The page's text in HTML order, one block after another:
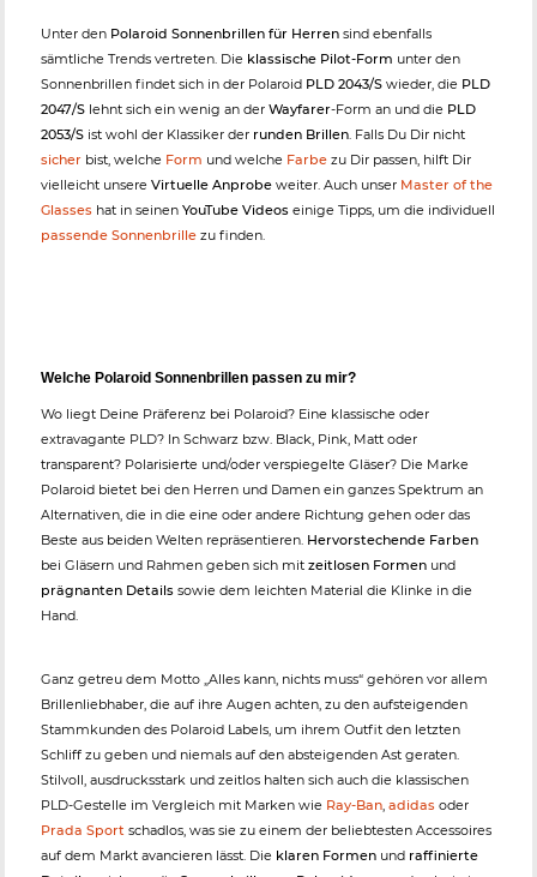
Unter den Polaroid Sonnenbrillen für Herren sind ebenfalls
sämtliche Trends vertreten. Die klassische Pilot-Form unter den
Sonnenbrillen findet sich in der Polaroid PLD 2043/S wieder, die PLD
2047/S lehnt sich ein wenig an der Wayfarer-Form an und die PLD
2053/S ist wohl der Klassiker der runden Brillen. Falls Du Dir nicht
sicher bist, welche Form und welche Farbe zu Dir passen, hilft Dir
vielleicht unsere Virtuelle Anprobe weiter. Auch unser Master of the
Glasses hat in seinen YouTube Videos einige Tipps, um die individuell
passende Sonnenbrille zu finden.
Welche Polaroid Sonnenbrillen passen zu mir?
Wo liegt Deine Präferenz bei Polaroid? Eine klassische oder
extravagante PLD? In Schwarz bzw. Black, Pink, Matt oder
transparent? Polarisierte und/oder verspiegelte Gläser? Die Marke
Polaroid bietet bei den Herren und Damen ein ganzes Spektrum an
Alternativen, die in die eine oder andere Richtung gehen oder das
Beste aus beiden Welten repräsentieren. Hervorstechende Farben
bei Gläsern und Rahmen geben sich mit zeitlosen Formen und
prägnanten Details sowie dem leichten Material die Klinke in die
Hand.
Ganz getreu dem Motto „Alles kann, nichts muss“ gehören vor allem
Brillenliebhaber, die auf ihre Augen achten, zu den aufsteigenden
Stammkunden des Polaroid Labels, um ihrem Outfit den letzten
Schliff zu geben und niemals auf den absteigenden Ast geraten.
Stilvoll, ausdrucksstark und zeitlos halten sich auch die klassischen
PLD-Gestelle im Vergleich mit Marken wie Ray-Ban, adidas oder
Prada Sport schadlos, was sie zu einem der beliebtesten Accessoires
auf dem Markt avancieren lässt. Die klaren Formen und raffinierte